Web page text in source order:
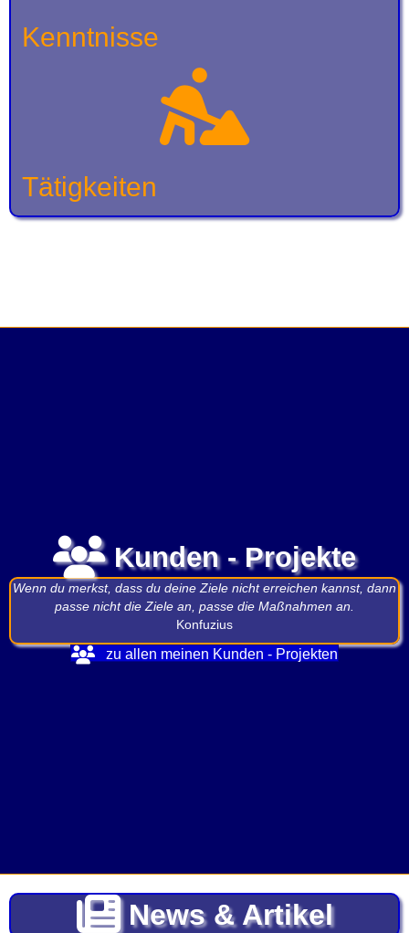
Kenntnisse
Tätigkeiten
Kunden - Projekte
Wenn du merkst, dass du deine Ziele nicht erreichen kannst, dann
passe nicht die Ziele an, passe die Maßnahmen an.
Konfuzius
zu allen meinen Kunden - Projekten
News & Artikel